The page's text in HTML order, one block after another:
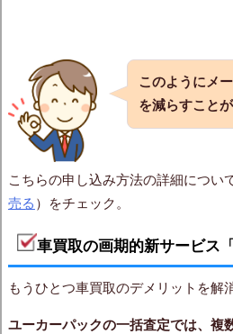
このようにメ
を減らすことが
こちらの申し込み方法の詳細につい
売る ）をチェック。
車買取の画期的新サービス
もうひとつ車買取のデメリットを解
ユーカーパックの一括査定では、複